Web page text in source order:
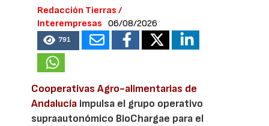
Redacción Tierras /
Interempresas
06/08/2026
791
Cooperativas Agro-alimentarias de
Andalucía impulsa el grupo operativo
supraautonómico BioChargae para el